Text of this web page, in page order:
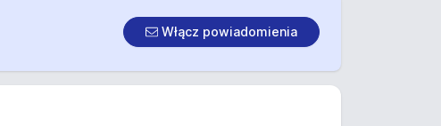
Włącz powiadomienia